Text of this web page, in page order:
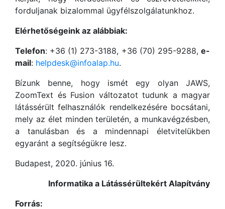
forduljanak bizalommal ügyfélszolgálatunkhoz.
Elérhetőségeink az alábbiak:
Telefon: +36 (1) 273-3188, +36 (70) 295-9288, e-
mail: helpdesk@infoalap.hu.
Bízunk benne, hogy ismét egy olyan JAWS,
ZoomText és Fusion változatot tudunk a magyar
látássérült felhasználók rendelkezésére bocsátani,
mely az élet minden területén, a munkavégzésben,
a tanulásban és a mindennapi életvitelükben
egyaránt a segítségükre lesz.
Budapest, 2020. június 16.
Informatika a Látássérültekért Alapítvány
Forrás: